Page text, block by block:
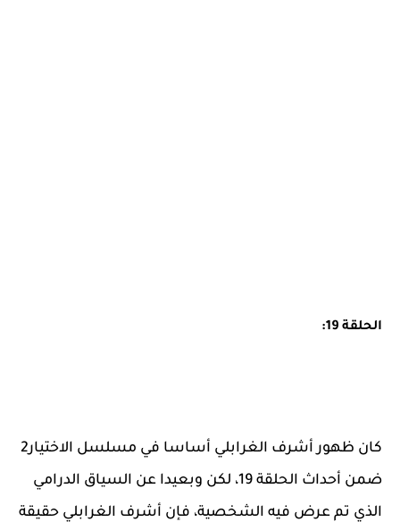
الحلقة 19:
كان ظهور أشرف الغرابلي أساسا في مسلسل الاختيار2
ضمن أحداث الحلقة 19، لكن وبعيدا عن السياق الدرامي
الذي تم عرض فيه الشخصية، فإن أشرف الغرابلي حقيقة